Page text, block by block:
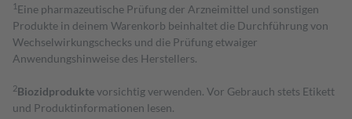
1 Eine pharmazeutische Prüfung der Arzneimittel und sonstigen
Produkte in deinem Warenkorb beinhaltet die Durchführung von
Wechselwirkungschecks und die Prüfung etwaiger
Anwendungshinweise des Herstellers.
2Biozidproduktevorsichtig verwenden. Vor Gebrauch stets Etikett
und Produktinformationen lesen.